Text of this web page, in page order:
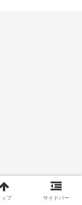
ップ サイドバー